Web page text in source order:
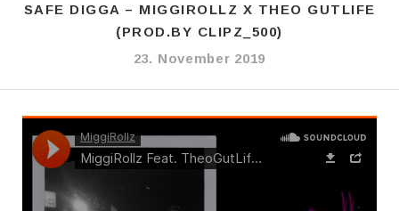
SAFE DIGGA – MIGGIROLLZ X THEO GUTLIFE
(PROD.BY CLIPZ_500)
23. November 2019